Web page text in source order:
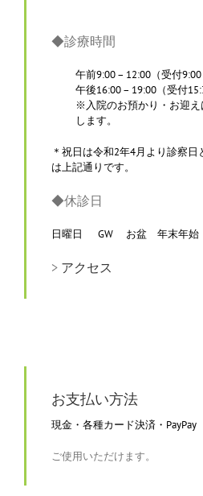
◆診療時間
午前9:00 – 12:00 （受付
午後16:00 – 19:00 （受付
※入院のお預かり・お迎
します。
＊祝日は令和2年4月より診察
は上記通りです。
◆休診日
日曜日 GW お盆 年末年始
> アクセス
お支払い方法
現金・各種カード決済・PayPay
ご使用いただけます。